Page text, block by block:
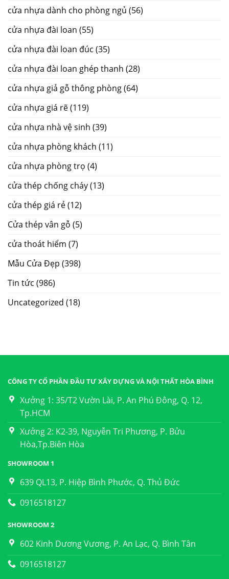
cửa nhựa dành cho phòng ngủ (56)
cửa nhựa đài loan (55)
cửa nhựa đài loan đúc (35)
cửa nhựa đài loan ghép thanh (28)
cửa nhựa giả gỗ thông phòng(64)
cửa nhựa giá rẽ(119)
cửa nhựa nhà vệ sinh (39)
cửa nhựa phòng khách (11)
cửa nhựa phòng trọ (4)
cửa thép chống cháy(13)
cửa thép giá rẻ(12)
Cửa thép vân gỗ (5)
cửa thoát hiểm (7)
Mẫu Cửa Đẹp (398)
Tin tức (986)
Uncategorized (18)
CÔNG TY CỔ PHẦN ĐẦU TƯ XÂY DỰNG VÀ NỘI THẤT HÒA BÌNH
Xưởng 1: 35/T2 Vườn Lài, P. An Phú Đông, Q. 12,
Tp.HCM
Xưởng 2: K2-39, Nguyễn Tri Phương, P. Bửu
Hòa,Tp.Biên Hòa
SHOWROOM 1
639 QL13, P. Hiệp Bình Phước, Q. Thủ Đức
0916518127
SHOWROOM 2
602 Kinh Dương Vương, P. An Lạc, Q. Bình Tân
0916518127